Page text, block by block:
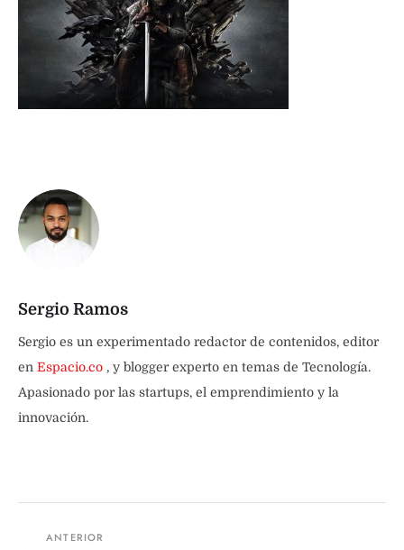
Sergio Ramos
Sergio es un experimentado redactor de contenidos, editor
en Espacio.co , y blogger experto en temas de Tecnología.
Apasionado por las startups, el emprendimiento y la
innovación.